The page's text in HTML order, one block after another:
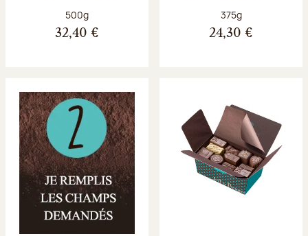
Poids net :
500g
32,40 €
Poids net :
375g
24,30 €